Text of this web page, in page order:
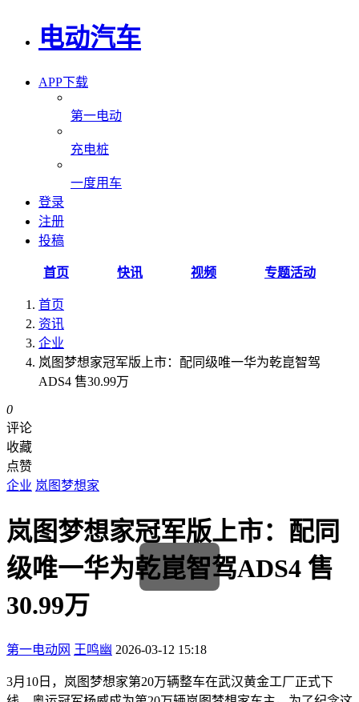
电动汽车
APP下载
第一电动
充电桩
一度用车
登录
注册
投稿
首页 快讯 视频 专题活动
首页
资讯
企业
岚图梦想家冠军版上市：配同级唯一华为乾崑智驾
ADS4 售30.99万
0
评论
收藏
点赞
企业 岚图梦想家
岚图梦想家冠军版上市：配同
级唯一华为乾崑智驾ADS4 售
30.99万
第一电动网 王鸣幽 2026-03-12 15:18
3月10日，岚图梦想家第20万辆整车在武汉黄金工厂正式下